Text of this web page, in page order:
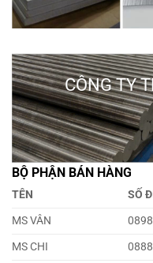
CÔNG TY
BỘ PHẬN BÁN HÀNG
TÊN SỐ
MS VÂN
MS CHI